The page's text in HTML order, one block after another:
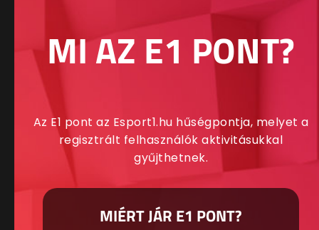
MI AZ E1 PONT?
Az E1 pont az Esport1.hu hűségpontja, melyet a
regisztrált felhasználók aktivitásukkal
gyűjthetnek.
MIÉRT JÁR E1 PONT?